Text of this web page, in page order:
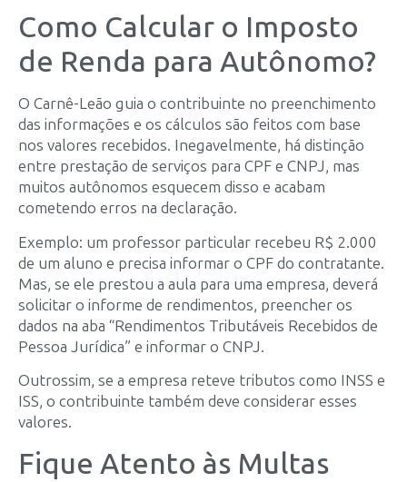
Como Calcular o Imposto
de Renda para Autônomo?
O Carnê-Leão guia o contribuinte no preenchimento
das informações e os cálculos são feitos com base
nos valores recebidos. Inegavelmente, há distinção
entre prestação de serviços para CPF e CNPJ, mas
muitos autônomos esquecem disso e acabam
cometendo erros na declaração.
Exemplo: um professor particular recebeu R$ 2.000
de um aluno e precisa informar o CPF do contratante.
Mas, se ele prestou a aula para uma empresa, deverá
solicitar o informe de rendimentos, preencher os
dados na aba “Rendimentos Tributáveis Recebidos de
Pessoa Jurídica” e informar o CNPJ.
Outrossim, se a empresa reteve tributos como INSS e
ISS, o contribuinte também deve considerar esses
valores.
Fique Atento às Multas